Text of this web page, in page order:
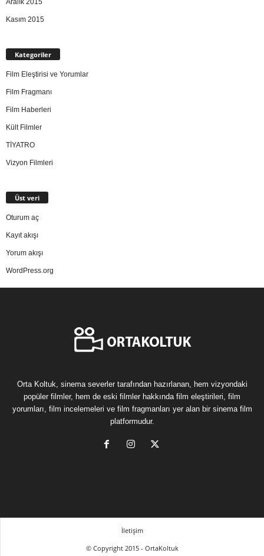
Kasım 2015
Kategoriler
Film Eleştirisi ve Yorumlar
Film Fragmanı
Film Haberleri
Kült Filmler
TİYATRO
Vizyon Filmleri
Üst veri
Oturum aç
Kayıt akışı
Yorum akışı
WordPress.org
Orta Koltuk, sinema severler tarafından hazırlanan, hem vizyondaki
popüler filmler, hem de eski filmler hakkında film eleştirileri, film
yorumları, film incelemeleri ve film fragmanları yer alan bir sinema film
platformudur.
İletişim
© Copyright 2015 - OrtaKoltuk